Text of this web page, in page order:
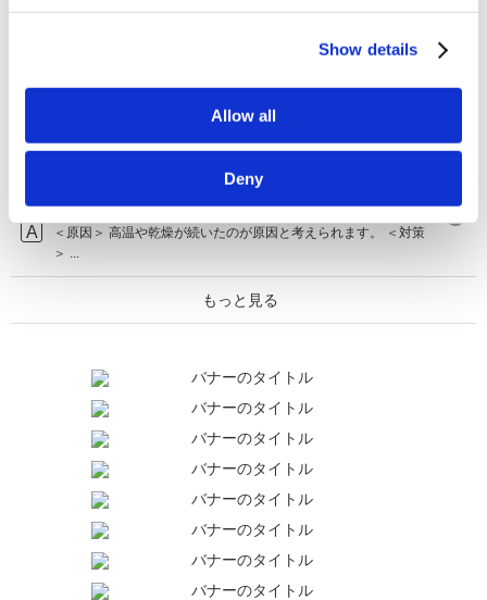
Show details
Allow all
Deny
ます。 ...
【キュウリ】苗を植え付けた後、葉が垂れて回
＜原因＞ ・夜の冷え込みによる低温障害 生育適温は昼間25～2
【キュウリ】梅雨明け後、実がならなくなった
原因と対策を教えてください。
＜原因＞ 高温や乾燥が続いたのが原因と考えられます。 ＜対策
＞ ...
もっと見る